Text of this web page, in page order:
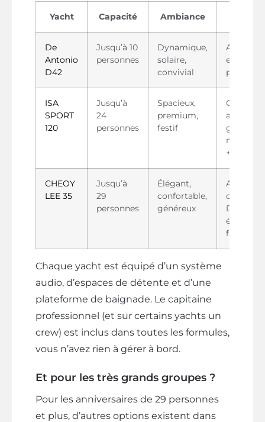
Yacht Capacité Ambiance
De
Antonio
D42
Jusqu’à 10
personnes
Dynamique,
solaire,
convivial
entre
proches
ISA
SPORT
120
Jusqu’à
24
personnes
Spacieux,
premium,
festif
Grand
groupe
mixte
+ famille
CHEOY
LEE 35
Jusqu’à
29
personnes
Élégant,
confortable,
généreux
chic avec
DJ,
familial
Chaque yacht est équipé d’un système
audio, d’espaces de détente et d’une
plateforme de baignade. Le capitaine
professionnel (et sur certains yachts un
crew) est inclus dans toutes les formules,
vous n’avez rien à gérer à bord.
Et pour les très grands groupes ?
Pour les anniversaires de 29 personnes
et plus, d’autres options existent dans